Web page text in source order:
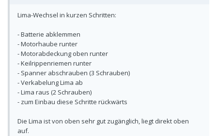
Lima-Wechsel in kurzen Schritten:
- Batterie abklemmen
- Motorhaube runter
- Motorabdeckung oben runter
- Keilrippenriemen runter
- Spanner abschrauben (3 Schrauben)
- Verkabelung Lima ab
- Lima raus (2 Schrauben)
- zum Einbau diese Schritte rückwärts
Die Lima ist von oben sehr gut zugänglich, liegt direkt oben
auf.